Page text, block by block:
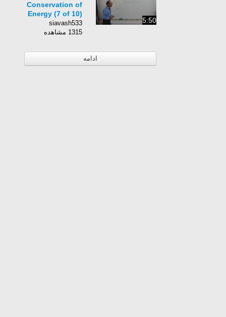
5:50
Conservation of
Energy (7 of 10)
Atwood Machine
siavash533
1315 مشاهده
ادامه